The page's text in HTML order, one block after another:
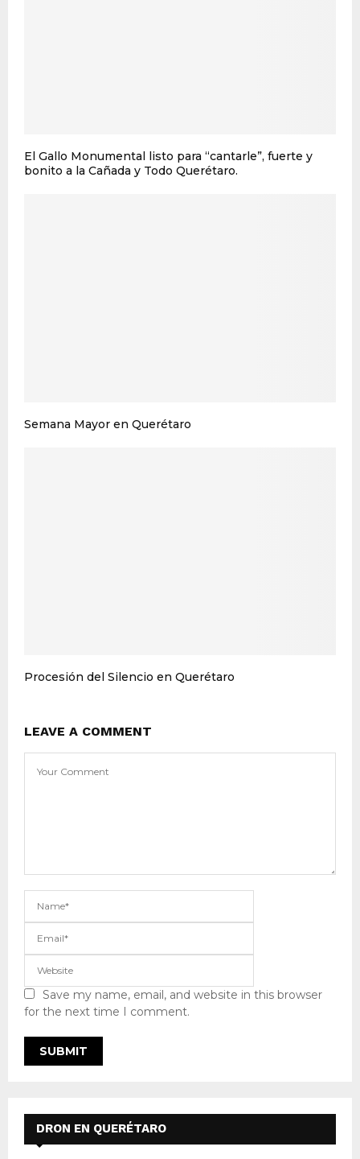
El Gallo Monumental listo para “cantarle”, fuerte y
bonito a la Cañada y Todo Querétaro.
Semana Mayor en Querétaro
Procesión del Silencio en Querétaro
LEAVE A COMMENT
Save my name, email, and website in this browser
for the next time I comment.
DRON EN QUERÉTARO